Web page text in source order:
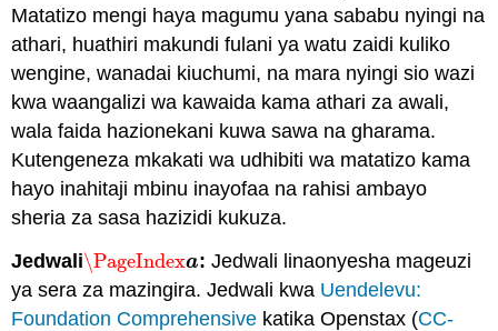
Matatizo mengi haya magumu yana sababu nyingi na
athari, huathiri makundi fulani ya watu zaidi kuliko
wengine, wanadai kiuchumi, na mara nyingi sio wazi
kwa waangalizi wa kawaida kama athari za awali,
wala faida hazionekani kuwa sawa na gharama.
Kutengeneza mkakati wa udhibiti wa matatizo kama
hayo inahitaji mbinu inayofaa na rahisi ambayo
sheria za sasa hazizidi kukuza.
Jedwali\PageIndexa
\PageIndexa: Jedwali linaonyesha mageuzi
ya sera za mazingira. Jedwali kwa Uendelevu:
Foundation Comprehensive katika Openstax (CC-